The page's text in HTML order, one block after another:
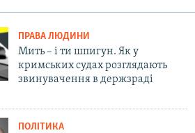
ПРАВА ЛЮДИНИ
Мить – і ти шпигун. Як у
кримських судах розглядають
звинувачення в держзраді
ПОЛІТИКА